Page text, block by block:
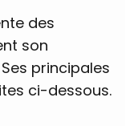
des
son
principales
ci-dessous.